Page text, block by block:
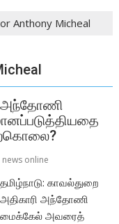
Anthony Micheal
அந்தோணி
online
தமிழ்நாடு: காவல்துறை
அதிகாரி அந்தோணி
மைக்கேல் அவரைத்